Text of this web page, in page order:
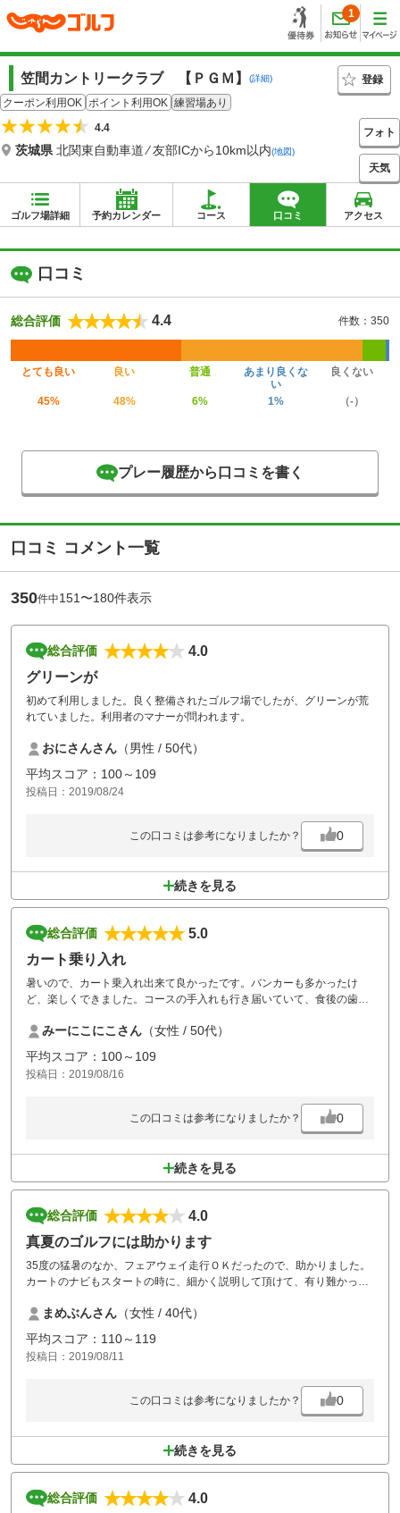
1
笠間カントリークラブ 【ＰＧＭ】 (詳細)
登録
クーポン利用OK ポイント利用OK 練習場あり
4.4
茨城県 北関東自動車道 ⁄ 友部ICから10km以内(地図)
フォト
天気
ゴルフ場詳細 予約カレンダー コース 口コミ アクセス
口コミ
総合評価 4.4 件数：350
とても良い 良い 普通
あまり良くな
い
良くない
45% 48% 6% 1% （-）
プレー履歴から口コミを書く
口コミ コメント一覧
350件中151〜180件表示
総合評価
4.0
グリーンが
初めて利用しました。良く整備されたゴルフ場でしたが、グリーンが荒
れていました。利用者のマナーが問われます。
おにさんさん （男性 / 50代）
平均スコア：100～109
投稿日：2019/08/24
この口コミは参考になりましたか？ 0
続きを見る
総合評価
5.0
カート乗り入れ
暑いので、カート乗入れ出来て良かったです。バンカーも多かったけ
ど、楽しくできました。コースの手入れも行き届いていて、食後の歯ブ
かったです。食事は美味しい物もありました。
みーにこにこさん （女性 / 50代）
平均スコア：100～109
投稿日：2019/08/16
この口コミは参考になりましたか？ 0
続きを見る
総合評価
4.0
真夏のゴルフには助かります
35度の猛暑のなか、フェアウェイ走行ＯＫだったので、助かりました。
カートのナビもスタートの時に、細かく説明して頂けて、有り難かった
スタート時間に、遅れるのは嫌なので、早めに到着していたら、「も
し、よろしければ、早いスタートが空いてるので、早めますか？」と、
声を掛けていただき、スタートを早くしてもらえました。
お風呂、ロッカーも綺麗で、気持ち良く使わせていただきました
まめぶんさん （女性 / 40代）
平均スコア：110～119
投稿日：2019/08/11
この口コミは参考になりましたか？ 0
続きを見る
総合評価
4.0